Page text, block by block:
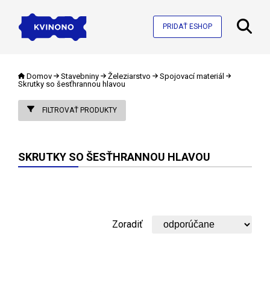
PRIDAŤ ESHOP
Domov Stavebniny Železiarstvo
Spojovací materiál
Skrutky so šesťhrannou hlavou
FILTROVAŤ PRODUKTY
SKRUTKY SO ŠESŤHRANNOU HLAVOU
Zoradiť